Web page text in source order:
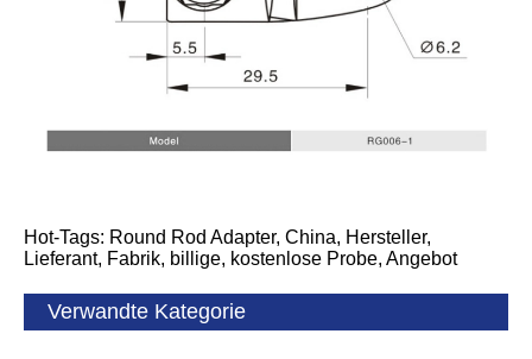
Hot-Tags: Round Rod Adapter, China, Hersteller,
Lieferant, Fabrik, billige, kostenlose Probe, Angebot
Verwandte Kategorie